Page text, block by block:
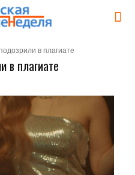
в плагиате
в плагиате